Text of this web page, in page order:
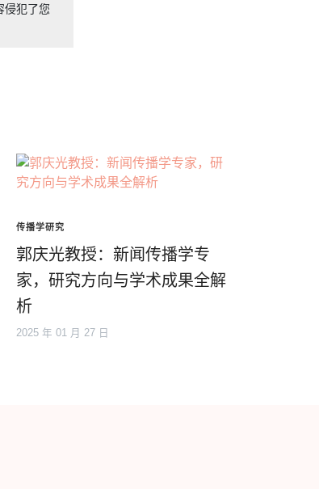
侵犯了您
传播学研究
郭庆光教授：新闻传播学专
家，研究方向与学术成果全解
析
2025 年 01 月 27 日